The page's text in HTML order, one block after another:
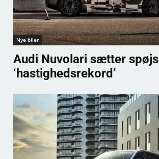
Nye biler
Audi Nuvolari sætter spøjs
‘hastighedsrekord’